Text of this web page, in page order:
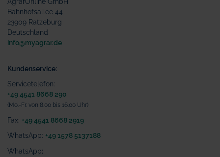
Bahnhofsallee 44
23909 Ratzeburg
Deutschland
info@myagrar.de
Kundenservice:
Servicetelefon:
+49 4541 8668 290
(Mo.-Fr. von 8.00 bis 16.00 Uhr)
Fax: +49 4541 8668 2919
WhatsApp: +49 1578 5137188
WhatsApp: